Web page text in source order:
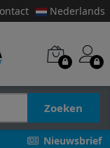
Nederlands
Zoeken
Nieuwsbrief